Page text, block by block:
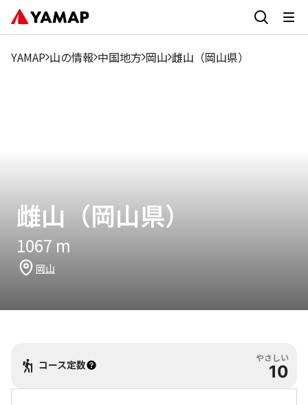
YAMAP 山の情報 中国地方 岡山 雌山（岡山県）
雌山（岡山県）
1067 m
岡山
コース定数
やさしい
10